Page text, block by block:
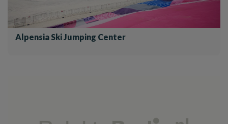
Alpensia Ski Jumping Center